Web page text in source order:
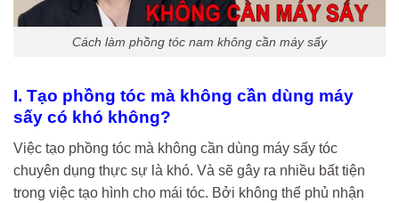
Cách làm phồng tóc nam không cần máy sấy
I. Tạo phồng tóc mà không cần dùng máy
sấy có khó không?
Việc tạo phồng tóc mà không cần dùng máy sấy tóc
chuyên dụng thực sự là khó. Và sẽ gây ra nhiều bất tiện
trong việc tạo hình cho mái tóc. Bởi không thể phủ nhận